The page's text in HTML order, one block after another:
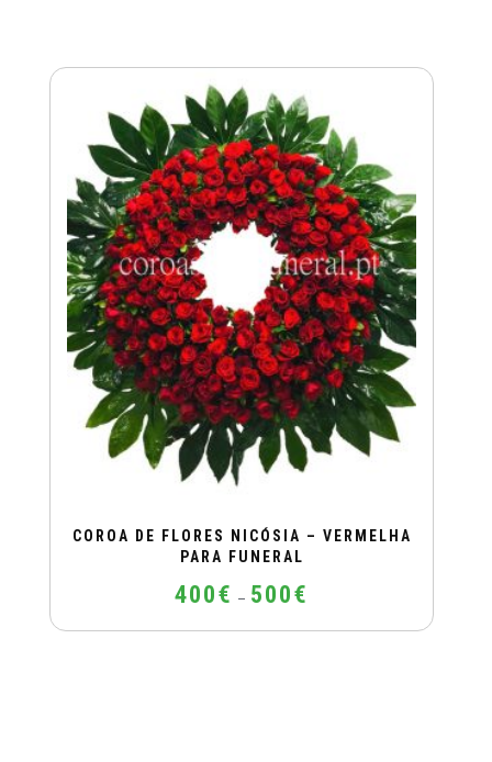
COROA DE FLORES NICÓSIA – VERMELHA
PARA FUNERAL
400€ – 500€
400€